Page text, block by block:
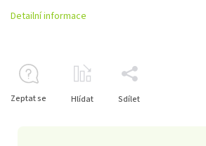
Detailní informace
Zeptat se Hlídat Sdílet